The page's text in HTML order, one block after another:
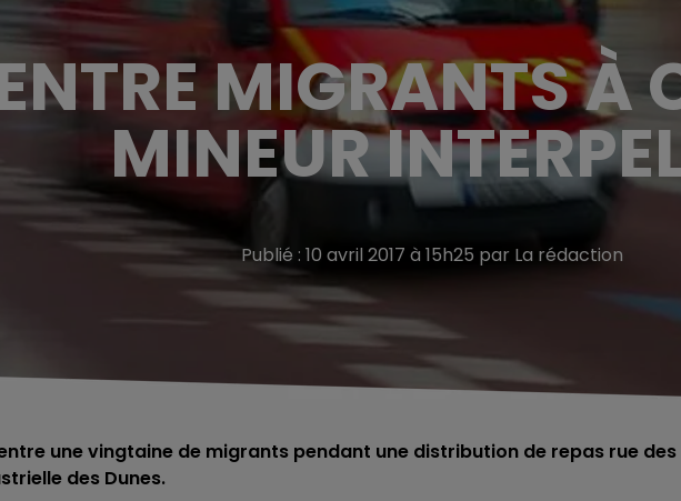
MIGRANTS À
MINEUR
Publié : 10 avril 2017 à 15h25 par La rédaction
une vingtaine de migrants pendant une distribution de repas rue des
des Dunes.